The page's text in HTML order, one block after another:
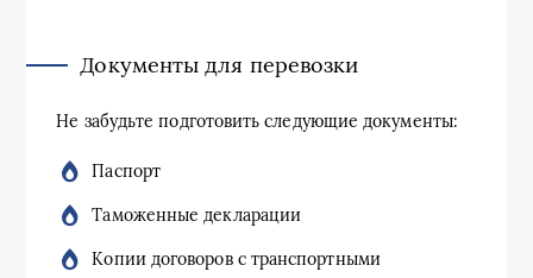
Документы для перевозки
Не забудьте подготовить следующие документы:
Паспорт
Таможенные декларации
Копии договоров с транспортными